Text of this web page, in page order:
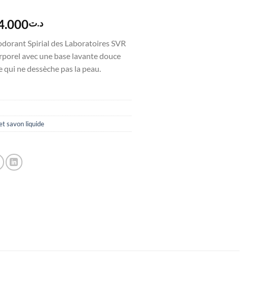
:
د.ت39.617.
د.تLe
actuel
est :
Spirial des Laboratoires SVR
avec une base lavante douce
ne dessèche pas la peau.
savon liquide